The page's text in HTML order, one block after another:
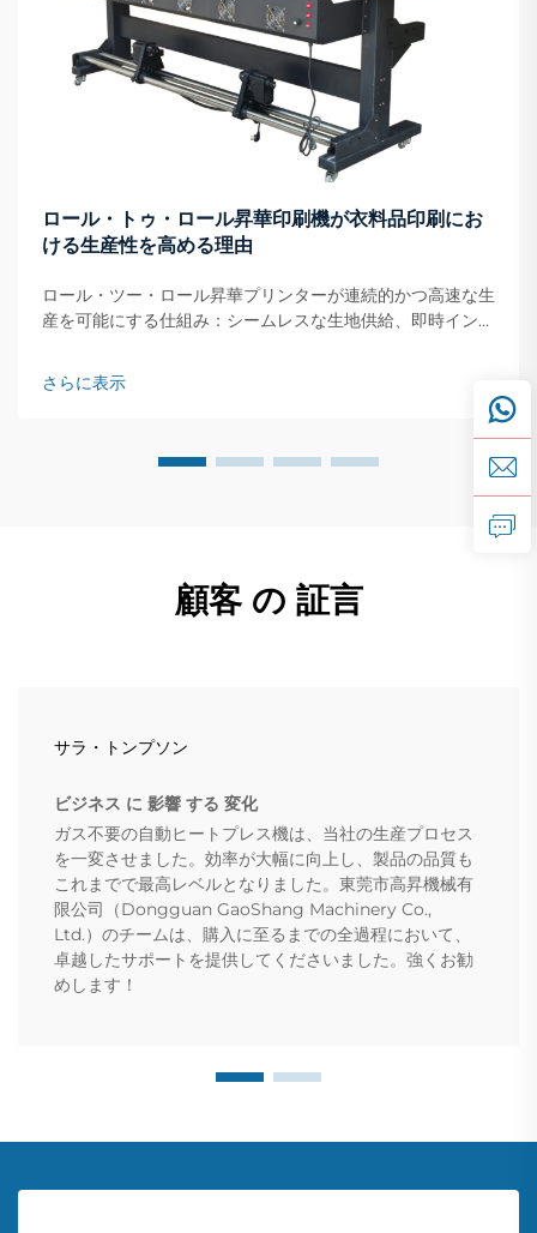
ロール・トゥ・ロール昇華印刷機が衣料品印刷にお
ける生産性を高める理由
ロール・ツー・ロール昇華プリンターが連続的かつ高速な生
産を可能にする仕組み：シームレスな生地供給、即時インク
プリンターは、生地ロールを連続的に供給するシステムで動
作します…
さらに表示
顧客 の 証言
サラ・トンプソン
ビジネス に 影響 する 変化
ガス不要の自動ヒートプレス機は、当社の生産プロセス
を一変させました。効率が大幅に向上し、製品の品質も
これまでで最高レベルとなりました。東莞市高昇機械有
限公司（Dongguan GaoShang Machinery Co.,
Ltd.）のチームは、購入に至るまでの全過程において、
卓越したサポートを提供してくださいました。強くお勧
めします！